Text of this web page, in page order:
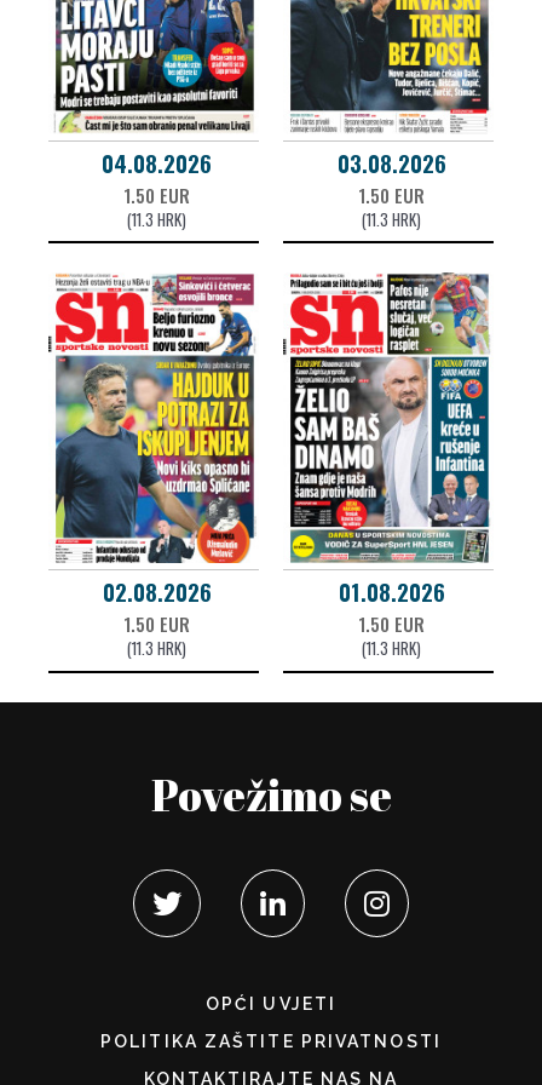
04.08.2026
1.50 EUR
(11.3 HRK)
03.08.2026
1.50 EUR
(11.3 HRK)
02.08.2026
1.50 EUR
(11.3 HRK)
01.08.2026
1.50 EUR
(11.3 HRK)
Povežimo se
OPĆI UVJETI
POLITIKA ZAŠTITE PRIVATNOSTI
KONTAKTIRAJTE NAS NA